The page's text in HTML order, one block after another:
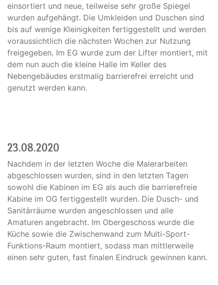
einsortiert und neue, teilweise sehr große Spiegel
wurden aufgehängt. Die Umkleiden und Duschen sind
bis auf wenige Kleinigkeiten fertiggestellt und werden
voraussichtlich die nächsten Wochen zur Nutzung
freigegeben. Im EG wurde zum der Lifter montiert, mit
dem nun auch die kleine Halle im Keller des
Nebengebäudes erstmalig barrierefrei erreicht und
genutzt werden kann.
23.08.2020
Nachdem in der letzten Woche die Malerarbeiten
abgeschlossen wurden, sind in den letzten Tagen
sowohl die Kabinen im EG als auch die barrierefreie
Kabine im OG fertiggestellt wurden. Die Dusch- und
Sanitärräume wurden angeschlossen und alle
Amaturen angebracht. Im Obergeschoss wurde die
Küche sowie die Zwischenwand zum Multi-Sport-
Funktions-Raum montiert, sodass man mittlerweile
einen sehr guten, fast finalen Eindruck gewinnen kann.